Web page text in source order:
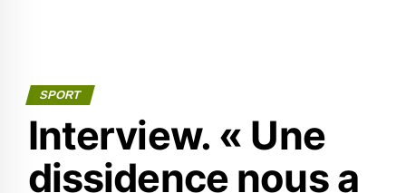
SPORT
Interview. « Une
dissidence nous a